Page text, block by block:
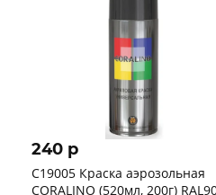
240 p
C19005 Краска аэрозольная
CORALINO (520мл, 200г)